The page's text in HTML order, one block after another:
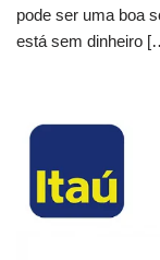
pode ser uma boa
está sem dinheiro